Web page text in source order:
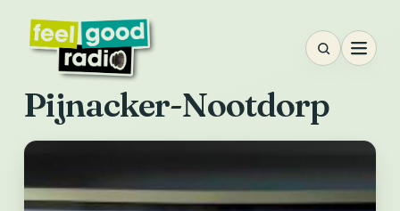
inhoud
Pijnacker-Nootdorp